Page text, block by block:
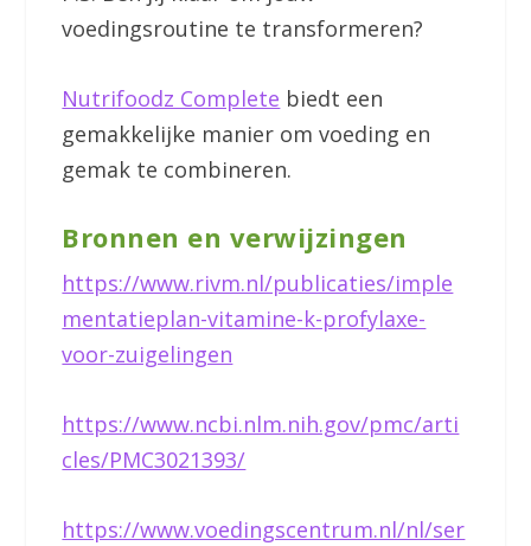
voedingsroutine te transformeren?
Nutrifoodz Complete biedt een
gemakkelijke manier om voeding en
gemak te combineren.
Bronnen en verwijzingen
https://www.rivm.nl/publicaties/imple
mentatieplan-vitamine-k-profylaxe-
voor-zuigelingen
https://www.ncbi.nlm.nih.gov/pmc/arti
cles/PMC3021393/
https://www.voedingscentrum.nl/nl/ser